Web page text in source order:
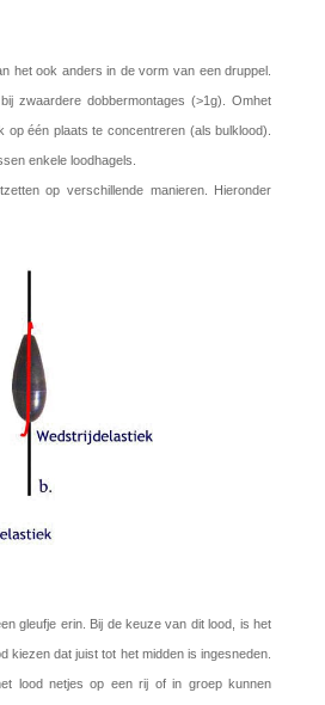
het ook anders in de vorm van een druppel.
zwaardere dobbermontages (>1g). Omhet
op één plaats te concentreren (als bulklood).
enkele loodhagels.
op verschillende manieren. Hieronder
gleufje erin. Bij de keuze van dit lood, is het
kiezen dat juist tot het midden is ingesneden.
lood netjes op een rij of in groep kunnen